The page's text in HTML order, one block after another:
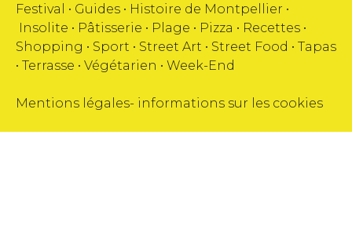
Festival
• Guides • Histoire de Montpellier •
Insolite • Pâtisserie • Plage • Pizza • Recettes •
Shopping • Sport • Street Art • Street Food • Tapas
• Terrasse • Végétarien • Week-End
Mentions légales- informations sur les cookies